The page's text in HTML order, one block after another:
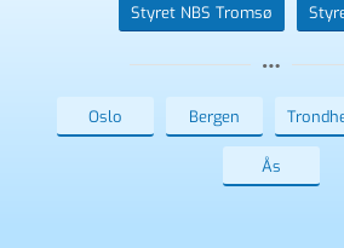
Styret NBS Tromsø
Oslo Bergen
Ås